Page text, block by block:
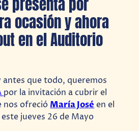
ocasión y ahora
en el Auditorio
antes que todo, queremos
por la invitación a cubrir el
nos ofreció María José en el
jueves 26 de Mayo